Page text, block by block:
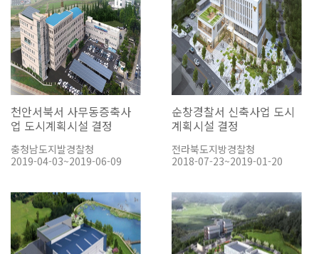
천안서북서 사무동증축사
업 도시계획시설 결정
충청남도지발경찰청
2019-04-03~2019-06-09
순창경찰서 신축사업 도시
계획시설 결정
전라북도지방경찰청
2018-07-23~2019-01-20